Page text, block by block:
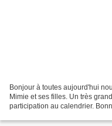
Bonjour à toutes aujourd'hui
Mimie et ses filles. Un très
participation au calendrier.